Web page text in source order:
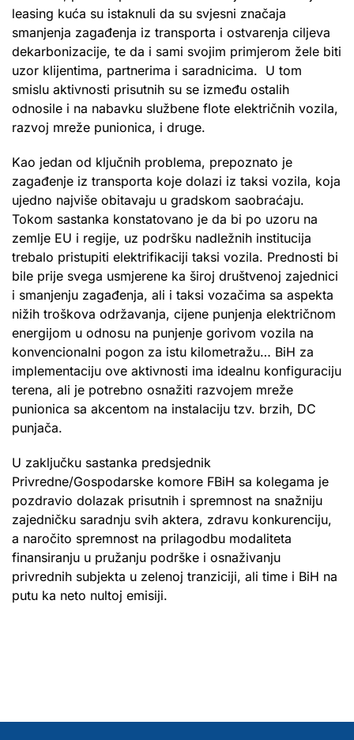
leasing kuća su istaknuli da su svjesni značaja
smanjenja zagađenja iz transporta i ostvarenja ciljeva
dekarbonizacije, te da i sami svojim primjerom žele biti
uzor klijentima, partnerima i saradnicima. U tom
smislu aktivnosti prisutnih su se između ostalih
odnosile i na nabavku službene flote električnih vozila,
razvoj mreže punionica, i druge.
Kao jedan od ključnih problema, prepoznato je
zagađenje iz transporta koje dolazi iz taksi vozila, koja
ujedno najviše obitavaju u gradskom saobraćaju.
Tokom sastanka konstatovano je da bi po uzoru na
zemlje EU i regije, uz podršku nadležnih institucija
trebalo pristupiti elektrifikaciji taksi vozila. Prednosti bi
bile prije svega usmjerene ka široj društvenoj zajednici
i smanjenju zagađenja, ali i taksi vozačima sa aspekta
nižih troškova održavanja, cijene punjenja električnom
energijom u odnosu na punjenje gorivom vozila na
konvencionalni pogon za istu kilometražu… BiH za
implementaciju ove aktivnosti ima idealnu konfiguraciju
terena, ali je potrebno osnažiti razvojem mreže
punionica sa akcentom na instalaciju tzv. brzih, DC
punjača.
U zaključku sastanka predsjednik
Privredne/Gospodarske komore FBiH sa kolegama je
pozdravio dolazak prisutnih i spremnost na snažniju
zajedničku saradnju svih aktera, zdravu konkurenciju,
a naročito spremnost na prilagodbu modaliteta
finansiranju u pružanju podrške i osnaživanju
privrednih subjekta u zelenoj tranziciji, ali time i BiH na
putu ka neto nultoj emisiji.